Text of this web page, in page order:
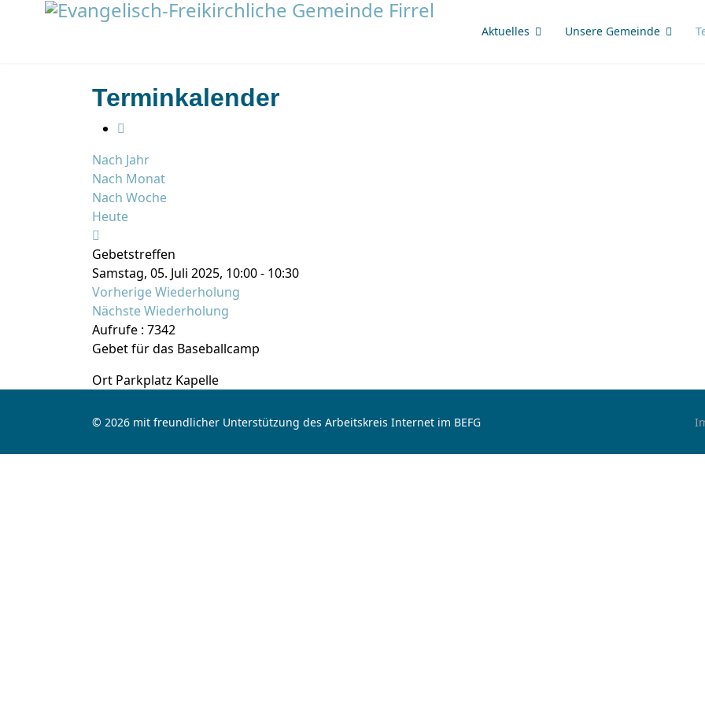
Aktuelles Unsere Gemeinde
Terminkalender
Nach Jahr
Nach Monat
Nach Woche
Heute
Gebetstreffen
Samstag, 05. Juli 2025, 10:00 - 10:30
Vorherige Wiederholung
Nächste Wiederholung
Aufrufe : 7342
Gebet für das Baseballcamp
Ort Parkplatz Kapelle
© 2026 mit freundlicher Unterstützung des Arbeitskreis Internet im BEFG